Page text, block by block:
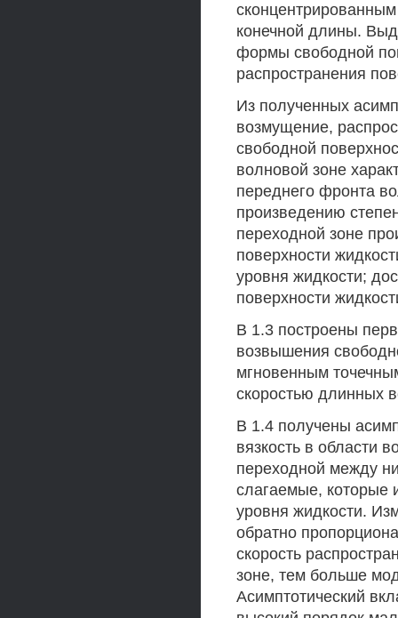
конечной длины.
формы свободной
распространения
Из полученных
возмущение,
свободной
волновой зоне
переднего фронта
произведению
переходной зоне
поверхности
уровня жидкости;
поверхности
В 1.3 построены
возвышения
мгновенным
скоростью длинных
В 1.4 получены
вязкость в области
переходной между
слагаемые, которые
уровня жидкости.
обратно
скорость
зоне, тем больше
Асимптотический